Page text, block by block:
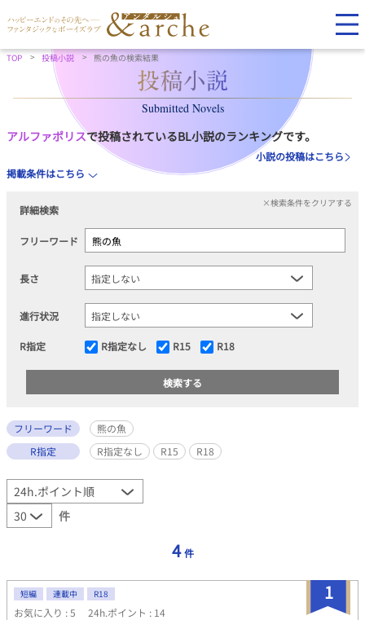
TOP 投稿小説 熊の魚の検索結果
Submitted Novels
アルファポリスで投稿されているBL小説のランキングです。
小説の投稿はこちら
掲載条件はこちら
詳細検索
×検索条件をクリアする
フリーワード
長さ
進行状況
R指定 R指定なし R15 R18
フリーワード
熊の魚
R指定
R指定なし R15 R18
件
4 件
1
短編 連載中 R18
お気に入り : 5 24h.ポイント : 14